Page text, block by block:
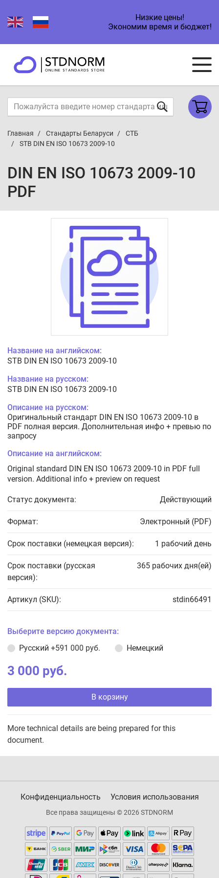
Низкие цены!
Экономим время и бюджет!
Главная Стандарты Беларуси
СТБ
STB DIN EN ISO 10673 2009-10
DIN EN ISO 10673 2009-10
PDF
Название на английском:
STB DIN EN ISO 10673 2009-10
Название на русском:
STB DIN EN ISO 10673 2009-10
Описание на русском:
Оригинальный стандарт DIN EN ISO 10673 2009-10 в
PDF полная версия. Дополнительная инфо + превью по
запросу
Описание на английском:
Original standard DIN EN ISO 10673 2009-10 in PDF full
version. Additional info + preview on request
Статус документа: Действующий
Формат: Электронный (PDF)
Срок поставки (немецкая версия): 1 рабочий день
Срок поставки (русская
версия):
365 рабочих дня(ей)
Артикул (SKU): stdin66491
Выберите версию документа:
Русский +591 000 руб. Немецкий
3 000 руб.
В корзину
More technical details are being prepared for this
document.
Конфиденциальность Условия использования
Все права защищены © 2026 STDNORM